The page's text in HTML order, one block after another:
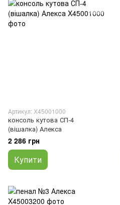
Артикул: X45001000
консоль кутова СП-4
(вішалка) Алекса
2 286 грн
Купити